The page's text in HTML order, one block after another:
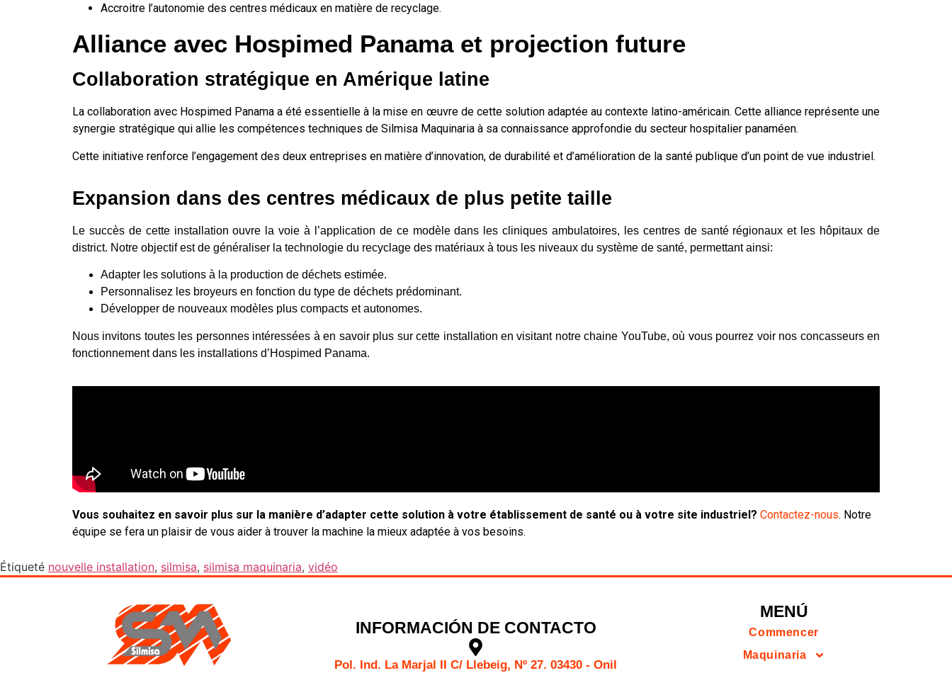
Accroitre l’autonomie des centres médicaux en matière de recyclage.
Alliance avec Hospimed Panama et projection future
Collaboration stratégique en Amérique latine
La collaboration avec Hospimed Panama a été essentielle à la mise en œuvre de cette solution adaptée au contexte latino-américain. Cette alliance représente une
synergie stratégique qui allie les compétences techniques de Silmisa Maquinaria à sa connaissance approfondie du secteur hospitalier panaméen.
Cette initiative renforce l’engagement des deux entreprises en matière d’innovation, de durabilité et d’amélioration de la santé publique d’un point de vue industriel.
Expansion dans des centres médicaux de plus petite taille
Le succès de cette installation ouvre la voie à l’application de ce modèle dans les cliniques ambulatoires, les centres de santé régionaux et les hôpitaux de
district. Notre objectif est de généraliser la technologie du recyclage des matériaux à tous les niveaux du système de santé, permettant ainsi:
Adapter les solutions à la production de déchets estimée.
Personnalisez les broyeurs en fonction du type de déchets prédominant.
Développer de nouveaux modèles plus compacts et autonomes.
Nous invitons toutes les personnes intéressées à en savoir plus sur cette installation en visitant notre chaine YouTube, où vous pourrez voir nos concasseurs en
fonctionnement dans les installations d’Hospimed Panama.
Vous souhaitez en savoir plus sur la manière d’adapter cette solution à votre établissement de santé ou à votre site industriel? Contactez-nous. Notre
équipe se fera un plaisir de vous aider à trouver la machine la mieux adaptée à vos besoins.
Étiqueté nouvelle installation, silmisa, silmisa maquinaria, vidéo
INFORMACIÓN DE CONTACTO
Pol. Ind. La Marjal II C/ Llebeig, Nº 27. 03430 - Onil
MENÚ
Commencer
Maquinaria